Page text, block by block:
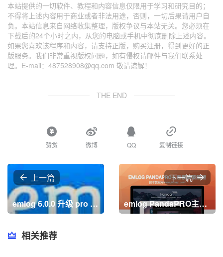
本站提供的一切软件、教程和内容信息仅限用于学习和研究目的；
不得将上述内容用于商业或者非法用途，否则，一切后果请用户自
负。本站信息来自网络收集整理，版权争议与本站无关。您必须在
下载后的24个小时之内，从您的电脑或手机中彻底删除上述内容。
如果您喜欢该程序和内容，请支持正版，购买注册，得到更好的正
版服务。我们非常重视版权问题，如有侵权请邮件与我们联系处
理。E-mail：487528908@qq.com 敬请谅解！
THE END
赞赏 微博 QQ 复制链接
上一篇
emlog 6.0.0 升级 pro 版本操作指南
下一篇
emlog PandaPRO主题模板破解版
相关推荐